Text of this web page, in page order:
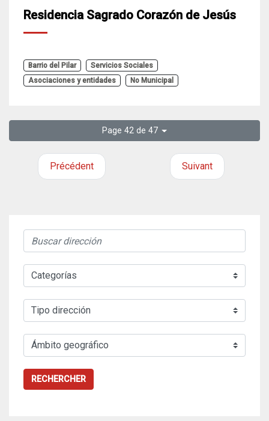
Residencia Sagrado Corazón de Jesús
Barrio del Pilar
Servicios Sociales
Asociaciones y entidades
No Municipal
Page 42 de 47
Précédent Suivant
RECHERCHER